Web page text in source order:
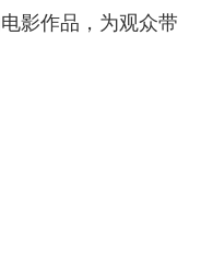
影作品，为观众带